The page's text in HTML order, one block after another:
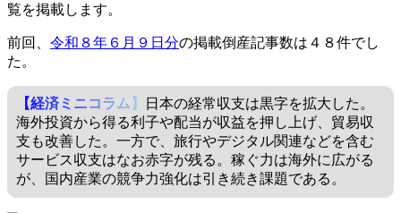
覧を掲載します。
前回、 令和８年６月９日分の掲載倒産記事数は４８件でし
た。
【経済ミニコラム】
日本の経常収支は黒字を拡大した。
海外投資から得る利子や配当が収益を押し上げ、貿易収
支も改善した。一方で、旅行やデジタル関連などを含む
サービス収支はなお赤字が残る。稼ぐ力は海外に広がる
が、国内産業の競争力強化は引き続き課題である。